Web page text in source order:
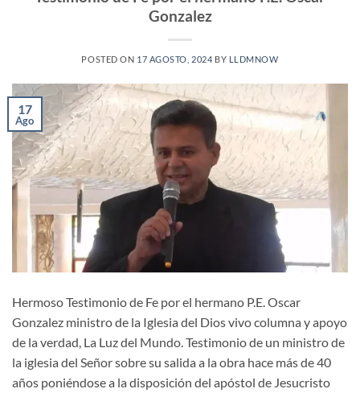
Gonzalez
POSTED ON 17 AGOSTO, 2024 BY LLDMNOW
17
Ago
Hermoso Testimonio de Fe por el hermano P.E. Oscar
Gonzalez ministro de la Iglesia del Dios vivo columna y apoyo
de la verdad, La Luz del Mundo. Testimonio de un ministro de
la iglesia del Señor sobre su salida a la obra hace más de 40
años poniéndose a la disposición del apóstol de Jesucristo